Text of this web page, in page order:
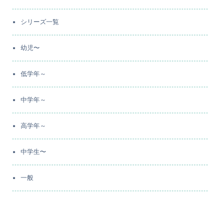
シリーズ一覧
幼児〜
低学年～
中学年～
高学年～
中学生〜
一般